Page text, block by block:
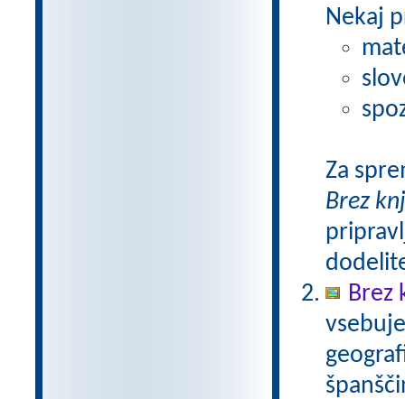
Nekaj
Za
Brez
Brez